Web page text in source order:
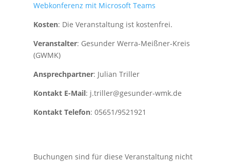
Webkonferenz mit Microsoft Teams
Kosten: Die Veranstaltung ist kostenfrei.
Veranstalter: Gesunder Werra-Meißner-Kreis
(GWMK)
Ansprechpartner: Julian Triller
Kontakt E-Mail: j.triller@gesunder-wmk.de
Kontakt Telefon: 05651/9521921
Buchungen sind für diese Veranstaltung nicht